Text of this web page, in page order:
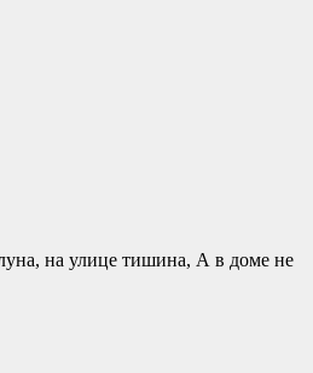
на улице тишина, А в доме не